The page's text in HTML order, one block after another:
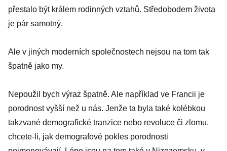
přestalo být králem rodinných vztahů. Středobodem života
je pár samotný.
Ale v jiných moderních společnostech nejsou na tom tak
špatně jako my.
Nepoužil bych výraz špatně. Ale například ve Francii je
porodnost vyšší než u nás. Jenže ta byla také kolébkou
takzvané demografické tranzice nebo revoluce či zlomu,
chcete-li, jak demografové pokles porodnosti